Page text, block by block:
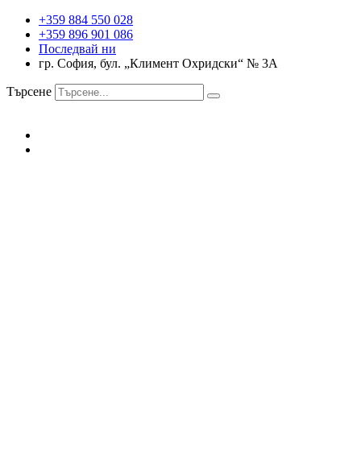
+359 884 550 028
+359 896 901 086
Последвай ни
гр. София, бул. „Климент Охридски“ № 3A
Търсене